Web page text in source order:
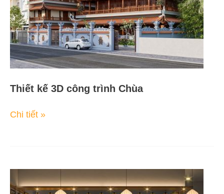
Thiết kế 3D công trình Chùa
Chi tiết »
Phối
cảnh